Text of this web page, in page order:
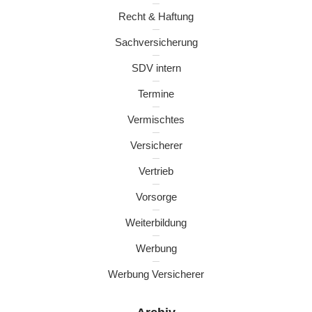
Recht & Haftung
Sachversicherung
SDV intern
Termine
Vermischtes
Versicherer
Vertrieb
Vorsorge
Weiterbildung
Werbung
Werbung Versicherer